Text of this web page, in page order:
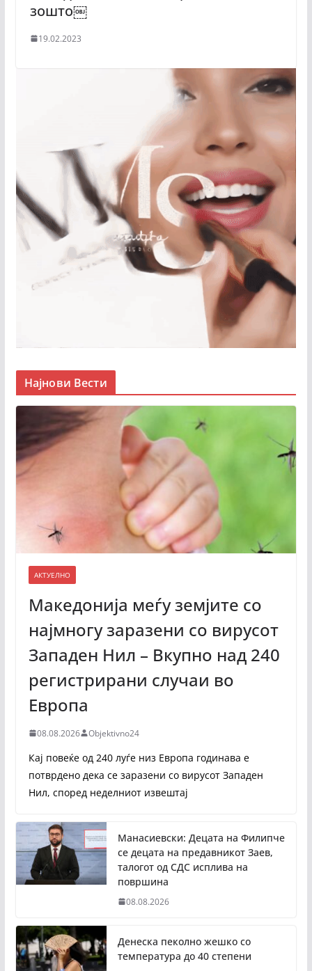
зошто￼
19.02.2023
Најнови Вести
АКТУЕЛНО
Македонија меѓу земјите со
најмногу заразени со вирусот
Западен Нил – Вкупно над 240
регистрирани случаи во
Европа
08.08.2026 Objektivno24
Кај повеќе од 240 луѓе низ Европа годинава е
потврдено дека се заразени со вирусот Западен
Нил, според неделниот извештај
Манасиевски: Децата на Филипче
се децата на предавникот Заев,
талогот од СДС исплива на
површина
08.08.2026
Денеска пеколно жешко со
температура до 40 степени